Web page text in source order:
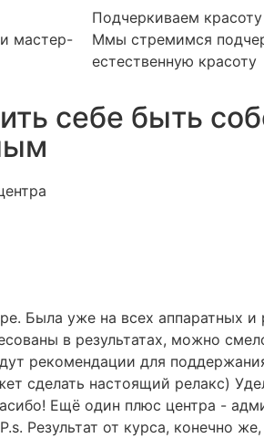
мастер-
Подчеркиваем красоту
Ммы стремимся
естественную красоту
себе быть
Была уже на всех аппаратных и
в результатах, можно
рекомендации для
сделать настоящий релакс)
Ещё один плюс центра -
Результат от курса, конечно